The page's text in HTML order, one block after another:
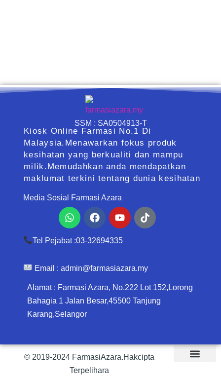
SSM : SA0504913-T
Kiosk Online Farmasi No.1 Di
Malaysia.Menawarkan fokus produk
kesihatan yang berkualiti dan mampu
milik.Memudahkan anda mendapatkan
maklumat terkini tentang dunia kesihatan
Media Sosial Farmasi Azara
WhatsappFacebookYoutubeTiktok
Tel Pejabat :03-32694335
Email : admin@farmasiazara.my
Alamat : Farmasi Azara, No.222 Lot 152,Lorong
Bahagia 1 Jalan Besar,45500 Tanjung
Karang,Selangor
© 2019-2024 FarmasiAzara.Hakcipta
Terpelihara